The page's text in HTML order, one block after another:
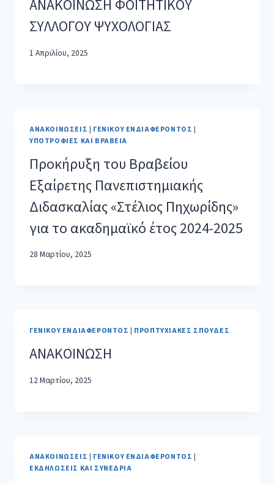
ΑΝΑΚΟΙΝΩΣΗ ΦΟΙΤΗΤΙΚΟΥ
ΣΥΛΛΟΓΟΥ ΨΥΧΟΛΟΓΙΑΣ
1 Απριλίου, 2025
ΑΝΑΚΟΙΝΏΣΕΙΣ | ΓΕΝΙΚΟΎ ΕΝΔΙΑΦΈΡΟΝΤΟΣ |
ΥΠΟΤΡΟΦΊΕΣ ΚΑΙ ΒΡΑΒΕΊΑ
Προκήρυξη του Βραβείου
Εξαίρετης Πανεπιστημιακής
Διδασκαλίας «Στέλιος Πηχωρίδης»
για το ακαδημαϊκό έτος 2024-2025
28 Μαρτίου, 2025
ΓΕΝΙΚΟΎ ΕΝΔΙΑΦΈΡΟΝΤΟΣ | ΠΡΟΠΤΥΧΙΑΚΈΣ ΣΠΟΥΔΈΣ
ΑΝΑΚΟΙΝΩΣΗ
12 Μαρτίου, 2025
ΑΝΑΚΟΙΝΏΣΕΙΣ | ΓΕΝΙΚΟΎ ΕΝΔΙΑΦΈΡΟΝΤΟΣ |
ΕΚΔΗΛΏΣΕΙΣ ΚΑΙ ΣΥΝΈΔΡΙΑ